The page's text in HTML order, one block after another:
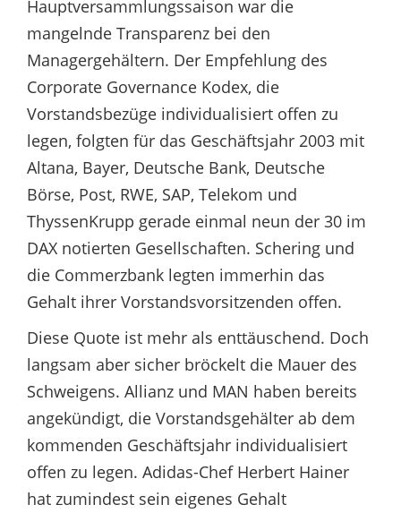
Hauptversammlungssaison war die
mangelnde Transparenz bei den
Managergehältern. Der Empfehlung des
Corporate Governance Kodex, die
Vorstandsbezüge individualisiert offen zu
legen, folgten für das Geschäftsjahr 2003 mit
Altana, Bayer, Deutsche Bank, Deutsche
Börse, Post, RWE, SAP, Telekom und
ThyssenKrupp gerade einmal neun der 30 im
DAX notierten Gesellschaften. Schering und
die Commerzbank legten immerhin das
Gehalt ihrer Vorstandsvorsitzenden offen.
Diese Quote ist mehr als enttäuschend. Doch
langsam aber sicher bröckelt die Mauer des
Schweigens. Allianz und MAN haben bereits
angekündigt, die Vorstandsgehälter ab dem
kommenden Geschäftsjahr individualisiert
offen zu legen. Adidas-Chef Herbert Hainer
hat zumindest sein eigenes Gehalt